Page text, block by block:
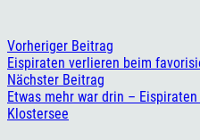
Vorheriger Beitrag
Eispiraten verlieren beim
Nächster Beitrag
Etwas mehr war drin –
Klostersee